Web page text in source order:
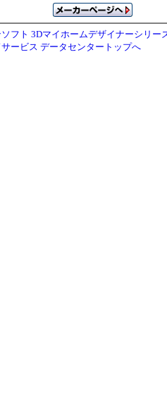
フト 3Dマイホームデザイナーシリー
ービス データセンタートップへ